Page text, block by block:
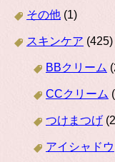
その他 (1)
スキンケア (425)
BBクリーム
CCクリーム
つけまつげ
アイシャドウ